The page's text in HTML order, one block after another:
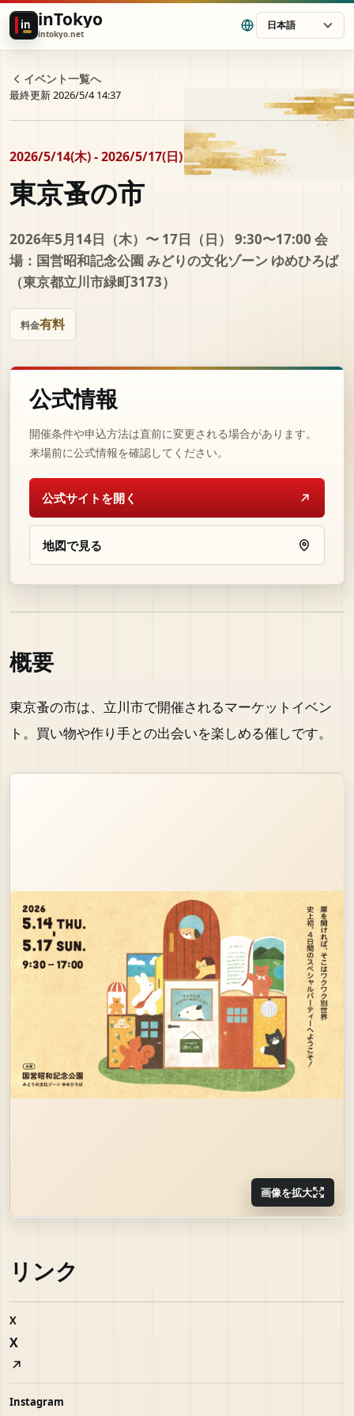
in inTokyo
intokyo.net
日本語
イベント一覧へ
最終更新 2026/5/4 14:37
2026/5/14(木) - 2026/5/17(日)
東京蚤の市
2026年5月14日（木）〜 17日（日） 9:30〜17:00 会
場：国営昭和記念公園 みどりの文化ゾーン ゆめひろば
（東京都立川市緑町3173）
料金有料
公式情報
開催条件や申込方法は直前に変更される場合があります。
来場前に公式情報を確認してください。
公式サイトを開く
地図で見る
概要
東京蚤の市は、立川市で開催されるマーケットイベン
ト。買い物や作り手との出会いを楽しめる催しです。
画像を拡大
リンク
X
X
Instagram